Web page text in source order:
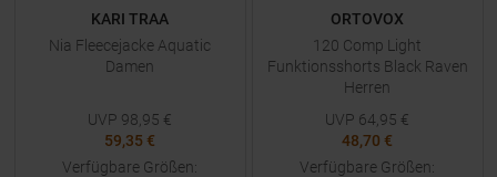
KARI TRAA
Nia Fleecejacke Aquatic
Damen
UVP 98,95 €
59,35 €
Verfügbare Größen:
ORTOVOX
120 Comp Light
Funktionsshorts Black Raven
Herren
UVP 64,95 €
48,70 €
Verfügbare Größen: